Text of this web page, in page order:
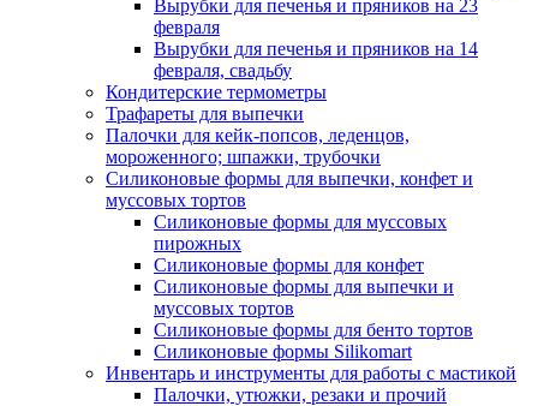
Вырубки для печенья и пряников на 23
февраля
Вырубки для печенья и пряников на 14
февраля, свадьбу
Кондитерские термометры
Трафареты для выпечки
Палочки для кейк-попсов, леденцов,
мороженного; шпажки, трубочки
Силиконовые формы для выпечки, конфет и
муссовых тортов
Силиконовые формы для муссовых
пирожных
Силиконовые формы для конфет
Силиконовые формы для выпечки и
муссовых тортов
Силиконовые формы для бенто тортов
Силиконовые формы Silikomart
Инвентарь и инструменты для работы с мастикой
Палочки, утюжки, резаки и прочий